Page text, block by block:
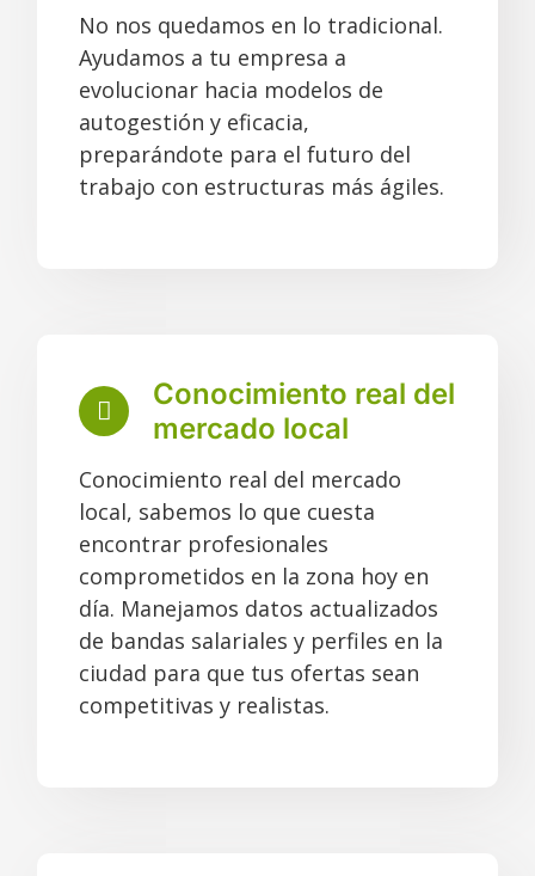
No nos quedamos en lo tradicional.
Ayudamos a tu empresa a
evolucionar hacia modelos de
autogestión y eficacia,
preparándote para el futuro del
trabajo con estructuras más ágiles.
Conocimiento real del
mercado local
Conocimiento real del mercado
local, sabemos lo que cuesta
encontrar profesionales
comprometidos en la zona hoy en
día. Manejamos datos actualizados
de bandas salariales y perfiles en la
ciudad para que tus ofertas sean
competitivas y realistas.